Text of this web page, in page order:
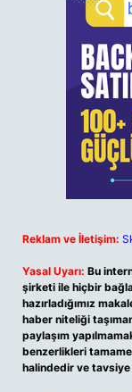
Reklam ve İletişim:
Yasal Uyarı: Bu
şirketi ile hiçbir
hazırladığımız
haber niteliği
paylaşım
benzerlikleri
halindedir ve